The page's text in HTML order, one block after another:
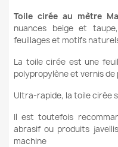
Toile cirée au mètre
nuances beige et
feuillages et motifs
La toile cirée est une
polypropylène et vernis
Ultra-rapide, la toile cirée
Il est toutefois
abrasif ou produits
machine